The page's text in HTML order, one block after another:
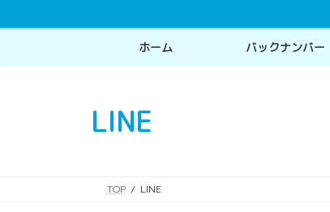
ス
ン
ホーム バックナンバー
LINE
TOP LINE